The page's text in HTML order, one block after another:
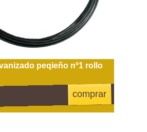
peqieño nº1 rollo
comprar